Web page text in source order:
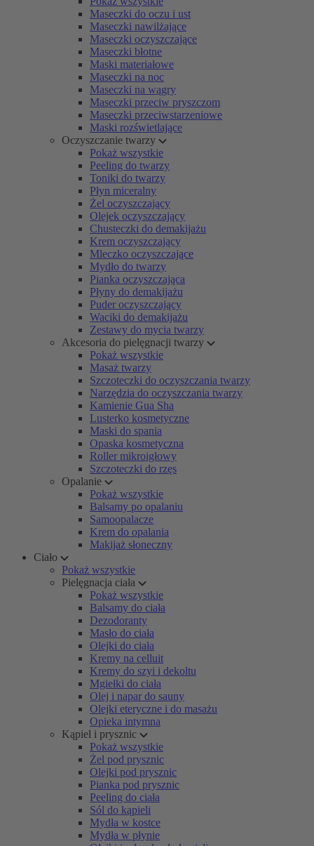
Maseczki do oczu i ust
Maseczki nawilżające
Maseczki oczyszczające
Maseczki błotne
Maski materiałowe
Maseczki na noc
Maseczki na wągry
Maseczki przeciw pryszczom
Maseczki przeciwstarzeniowe
Maski rozświetlające
Oczyszczanie twarzy
Pokaż wszystkie
Peeling do twarzy
Toniki do twarzy
Płyn miceralny
Żel oczyszczający
Olejek oczyszczający
Chusteczki do demakijażu
Krem oczyszczający
Mleczko oczyszczające
Mydło do twarzy
Pianka oczyszczająca
Płyny do demakijażu
Puder oczyszczający
Waciki do demakijażu
Zestawy do mycia twarzy
Akcesoria do pielęgnacji twarzy
Pokaż wszystkie
Masaż twarzy
Szczoteczki do oczyszczania twarzy
Narzędzia do oczyszczania twarzy
Kamienie Gua Sha
Lusterko kosmetyczne
Maski do spania
Opaska kosmetyczna
Roller mikroigłowy
Szczoteczki do rzęs
Opalanie
Pokaż wszystkie
Balsamy po opalaniu
Samoopalacze
Krem do opalania
Makijaż słoneczny
Ciało
Pokaż wszystkie
Pielęgnacja ciała
Pokaż wszystkie
Balsamy do ciała
Dezodoranty
Masło do ciała
Olejki do ciała
Kremy na celluit
Kremy do szyi i dekoltu
Mgiełki do ciała
Olej i napar do sauny
Olejki eteryczne i do masażu
Opieka intymna
Kąpiel i prysznic
Pokaż wszystkie
Żel pod prysznic
Olejki pod prysznic
Pianka pod prysznic
Peeling do ciała
Sól do kąpieli
Mydła w kostce
Mydła w płynie